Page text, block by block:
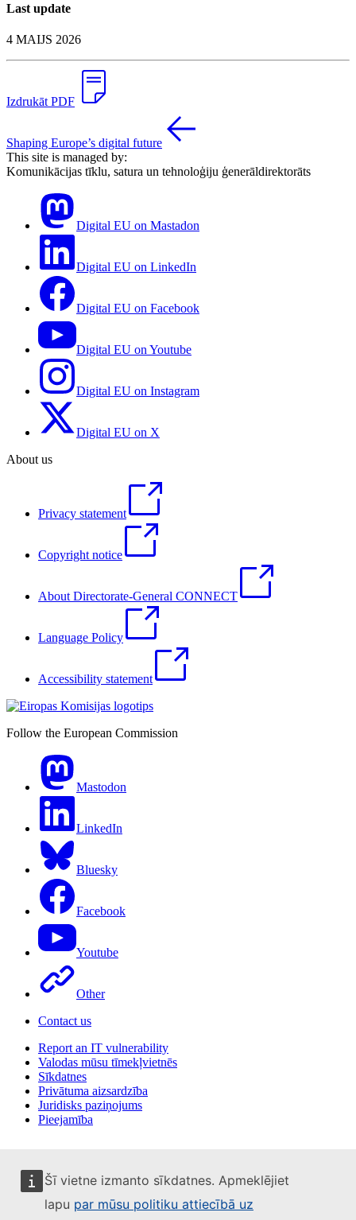
Šī vietne izmanto sīkdatnes. Apmeklējiet
lapu par mūsu politiku attiecībā uz
Last update
4 MAIJS 2026
Izdrukāt PDF
Shaping Europe’s digital future
This site is managed by:
Komunikācijas tīklu, satura un tehnoloģiju ģenerāldirektorāts
Digital EU on Mastadon
Digital EU on LinkedIn
Digital EU on Facebook
Digital EU on Youtube
Digital EU on Instagram
Digital EU on X
About us
Privacy statement
Copyright notice
About Directorate-General CONNECT
Language Policy
Accessibility statement
Follow the European Commission
Mastodon
LinkedIn
Bluesky
Facebook
Youtube
Other
Contact us
Report an IT vulnerability
Valodas mūsu tīmekļvietnēs
Sīkdatnes
Privātuma aizsardzība
Juridisks paziņojums
Pieejamība